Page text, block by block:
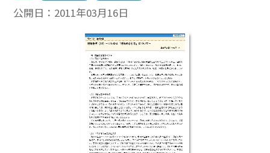
公開日： 2011年03月16日